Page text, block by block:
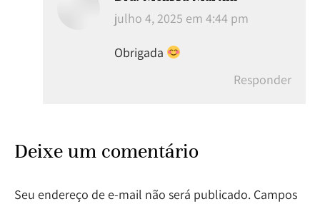
disse:
julho 4, 2025 em 4:44 pm
Obrigada
Responder
Deixe um comentário
Seu endereço de e-mail não será publicado. Campos